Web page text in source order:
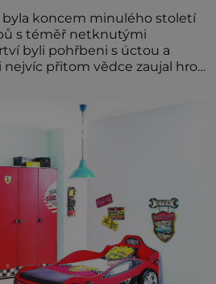
byla koncem minulého století
s téměř netknutými
byli pohřbeni s úctou a
nejvíc přitom vědce zaujal hrob
dobře zachovalá, přičítají
podmínkám. Sucho,